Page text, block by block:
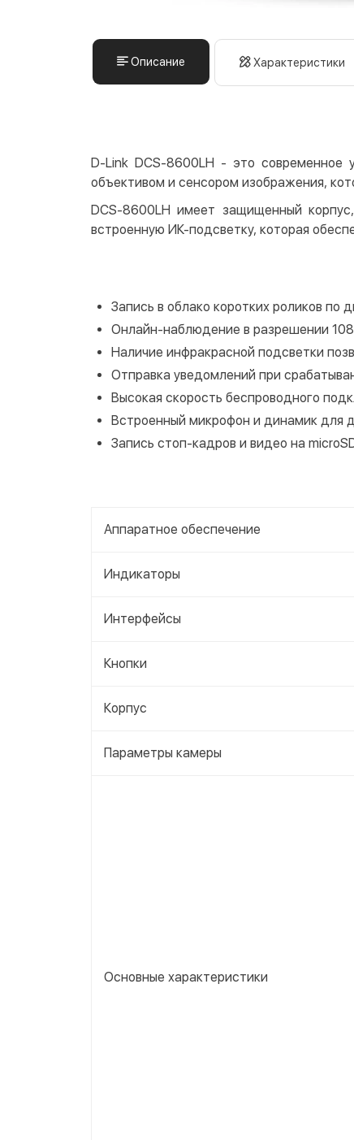
Описание Характеристики
D-Link DCS-8600LH - это
объективом и сенсором изображения,
DCS-8600LH имеет защищенный
встроенную ИК-подсветку, которая
Запись в облако коротких роликов по
Онлайн-наблюдение в разрешении
Наличие инфракрасной подсветки
Отправка уведомлений при
Высокая скорость беспроводного
Встроенный микрофон и динамик для
Запись стоп-кадров и видео на
Аппаратное обеспечение
Индикаторы
Интерфейсы
Кнопки
Корпус
Параметры камеры
Основные характеристики